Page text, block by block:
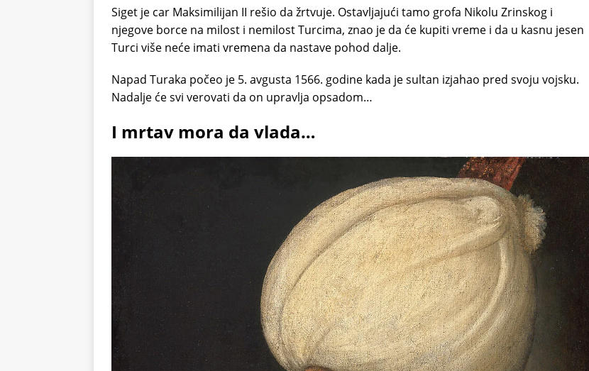
Siget je car Maksimilijan II rešio da žrtvuje. Ostavljajući tamo grofa Nikolu Zrinskog i
njegove borce na milost i nemilost Turcima, znao je da će kupiti vreme i da u kasnu jesen
Turci više neće imati vremena da nastave pohod dalje.
Napad Turaka počeo je 5. avgusta 1566. godine kada je sultan izjahao pred svoju vojsku.
Nadalje će svi verovati da on upravlja opsadom…
I mrtav mora da vlada…